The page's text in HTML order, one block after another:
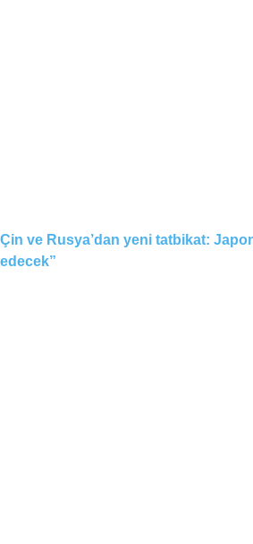
Çin ve Rusya’dan yeni tatbikat:
edecek”